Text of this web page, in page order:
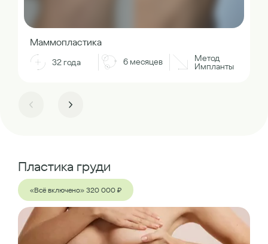
Маммопластика
32 года 6 месяцев Метод
Импланты
Пластика груди
«Всё включено» 320 000 ₽